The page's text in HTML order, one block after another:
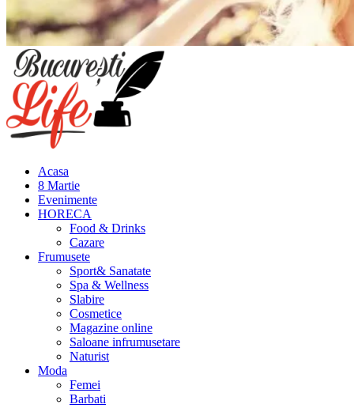
Meniu
principal
Acasa
8 Martie
Evenimente
HORECA
Food & Drinks
Cazare
Frumusete
Sport& Sanatate
Spa & Wellness
Slabire
Cosmetice
Magazine online
Saloane infrumusetare
Naturist
Moda
Femei
Barbati